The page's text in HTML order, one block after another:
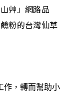
艸」網路品
粉的台灣仙草
作，轉而幫助小